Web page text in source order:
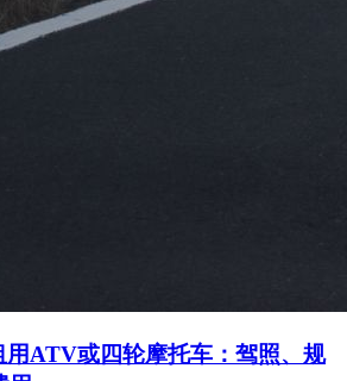
用ATV或四轮摩托车：驾照、规